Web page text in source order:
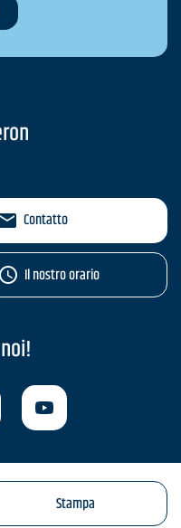
Contatto
Il nostro orario
Stampa